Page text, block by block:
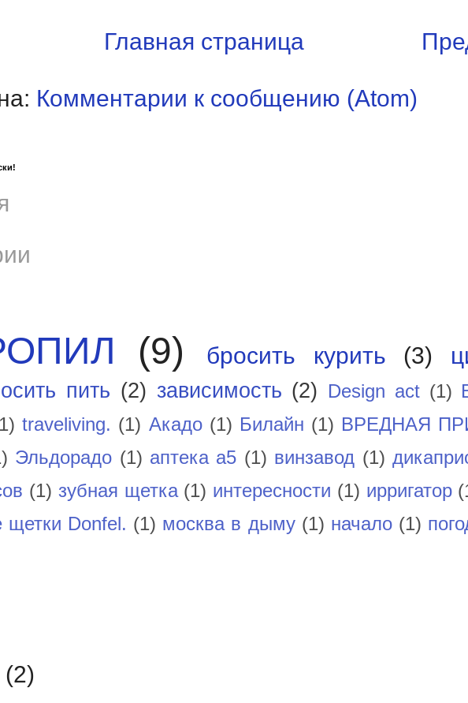
Главная страница
Комментарии к сообщению (Atom)
(9) бросить курить (3)
пить (2) зависимость (2) Design act (1)
traveliving. (1) Акадо (1) Билайн (1) ВРЕДНАЯ
Эльдорадо (1) аптека а5 (1) винзавод (1)
(1) зубная щетка (1) интересности (1) ирригатор
щетки Donfel. (1) москва в дыму (1) начало (1)
(2)